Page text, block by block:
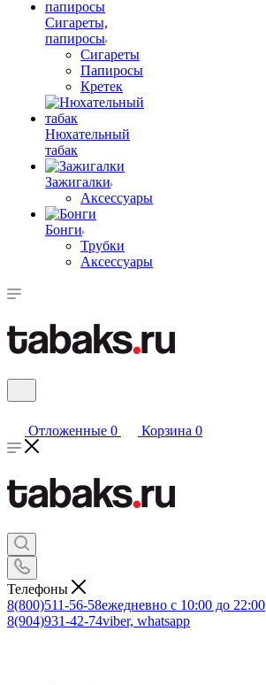
Сигареты,
папиросы
Сигареты
Папиросы
Кретек
Нюхательный
табак
Зажигалки
Аксессуары
Бонги
Трубки
Аксессуары
Отложенные 0 Корзина 0
Телефоны
8(800)511-56-58ежедневно с 10:00 до 22:00
8(904)931-42-74viber, whatsapp